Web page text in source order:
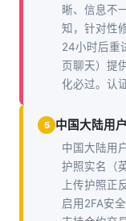
晰、信息不
知，针对性
24小时后重
页聊天）提
化必过。认
5 中国大陆用
中国大陆用
护照实名（
上传护照正
启用2FA安